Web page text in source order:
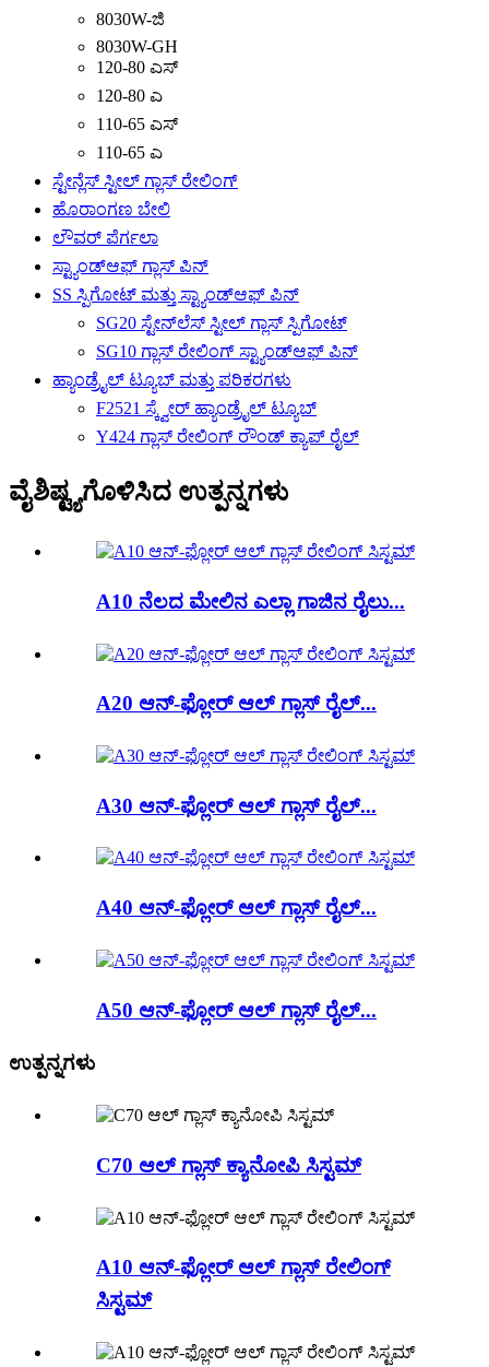
8030W-ಜಿ
8030W-GH
120-80 ಎಸ್
120-80 ಎ
110-65 ಎಸ್
110-65 ಎ
ಸ್ಟೇನ್ಲೆಸ್ ಸ್ಟೀಲ್ ಗ್ಲಾಸ್ ರೇಲಿಂಗ್
ಹೊರಾಂಗಣ ಬೇಲಿ
ಲೌವರ್ ಪೆರ್ಗಲಾ
ಸ್ಟ್ಯಾಂಡ್‌ಆಫ್ ಗ್ಲಾಸ್ ಪಿನ್
SS ಸ್ಪಿಗೋಟ್ ಮತ್ತು ಸ್ಟ್ಯಾಂಡ್‌ಆಫ್ ಪಿನ್
SG20 ಸ್ಟೇನ್‌ಲೆಸ್ ಸ್ಟೀಲ್ ಗ್ಲಾಸ್ ಸ್ಪಿಗೋಟ್
SG10 ಗ್ಲಾಸ್ ರೇಲಿಂಗ್ ಸ್ಟ್ಯಾಂಡ್‌ಆಫ್ ಪಿನ್
ಹ್ಯಾಂಡ್ರೈಲ್ ಟ್ಯೂಬ್ ಮತ್ತು ಪರಿಕರಗಳು
F2521 ಸ್ಕ್ವೇರ್ ಹ್ಯಾಂಡ್ರೈಲ್ ಟ್ಯೂಬ್
Y424 ಗ್ಲಾಸ್ ರೇಲಿಂಗ್ ರೌಂಡ್ ಕ್ಯಾಪ್ ರೈಲ್
ವೈಶಿಷ್ಟ್ಯಗೊಳಿಸಿದ ಉತ್ಪನ್ನಗಳು
A10 ನೆಲದ ಮೇಲಿನ ಎಲ್ಲಾ ಗಾಜಿನ ರೈಲು...
A20 ಆನ್-ಫ್ಲೋರ್ ಆಲ್ ಗ್ಲಾಸ್ ರೈಲ್...
A30 ಆನ್-ಫ್ಲೋರ್ ಆಲ್ ಗ್ಲಾಸ್ ರೈಲ್...
A40 ಆನ್-ಫ್ಲೋರ್ ಆಲ್ ಗ್ಲಾಸ್ ರೈಲ್...
A50 ಆನ್-ಫ್ಲೋರ್ ಆಲ್ ಗ್ಲಾಸ್ ರೈಲ್...
ಉತ್ಪನ್ನಗಳು
C70 ಆಲ್ ಗ್ಲಾಸ್ ಕ್ಯಾನೋಪಿ ಸಿಸ್ಟಮ್
A10 ಆನ್-ಫ್ಲೋರ್ ಆಲ್ ಗ್ಲಾಸ್ ರೇಲಿಂಗ್
ಸಿಸ್ಟಮ್